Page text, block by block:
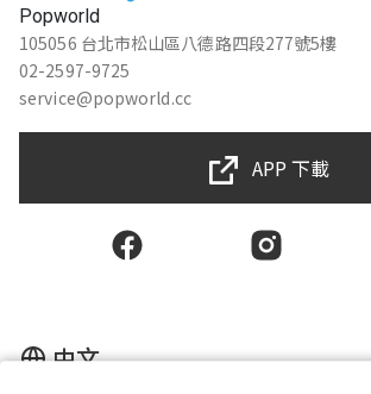
Popworld
105056 台北市松山區八德路四段277號5樓
02-2597-9725
service@popworld.cc
APP 下載
中文